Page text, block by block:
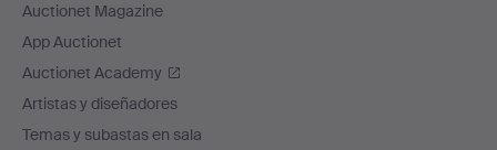
Auctionet Magazine
App Auctionet
Auctionet Academy
Artistas y diseñadores
Temas y subastas en sala